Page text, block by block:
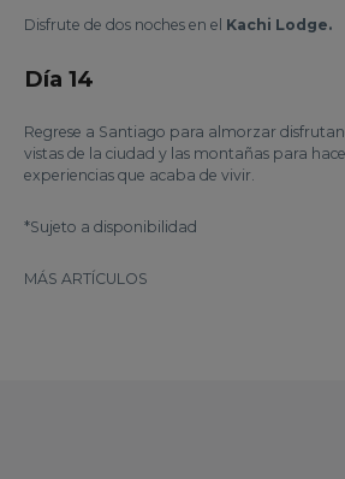
Disfrute de dos noches en el Kachi Lodge.
Día 14
Regrese a Santiago para almorzar
vistas de la ciudad y las montañas para
experiencias que acaba de vivir.
*Sujeto a disponibilidad
MÁS ARTÍCULOS